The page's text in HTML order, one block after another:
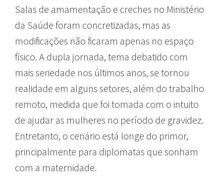
Salas de amamentação e creches no Ministério
da Saúde foram concretizadas, mas as
modificações não ficaram apenas no espaço
físico. A dupla jornada, tema debatido com
mais seriedade nos últimos anos, se tornou
realidade em alguns setores, além do trabalho
remoto, medida que foi tomada com o intuito
de ajudar as mulheres no período de gravidez.
Entretanto, o cenário está longe do primor,
principalmente para diplomatas que sonham
com a maternidade.